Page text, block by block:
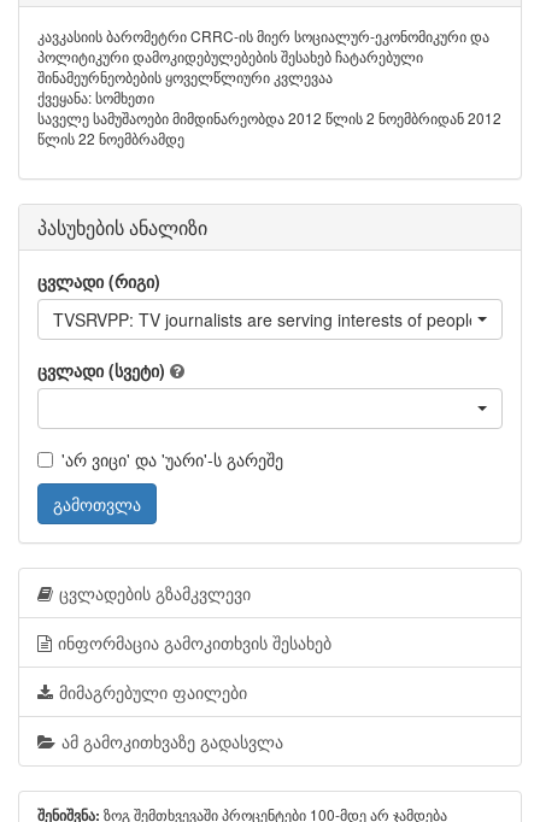
კავკასიის ბარომეტრი CRRC-ის მიერ სოციალურ-ეკონომიკური და
პოლიტიკური დამოკიდებულებების შესახებ ჩატარებული
შინამეურნეობების ყოველწლიური კვლევაა
ქვეყანა: სომხეთი
საველე სამუშაოები მიმდინარეობდა 2012 წლის 2 ნოემბრიდან 2012
წლის 22 ნოემბრამდე
პასუხების ანალიზი
ცვლადი (რიგი)
TVSRVPP: TV journalists are serving interests of people like you
ცვლადი (სვეტი)
'არ ვიცი' და 'უარი'-ს გარეშე
გამოთვლა
ცვლადების გზამკვლევი
ინფორმაცია გამოკითხვის შესახებ
მიმაგრებული ფაილები
ამ გამოკითხვაზე გადასვლა
შენიშვნა: ზოგ შემთხვევაში პროცენტები 100-მდე არ ჯამდება